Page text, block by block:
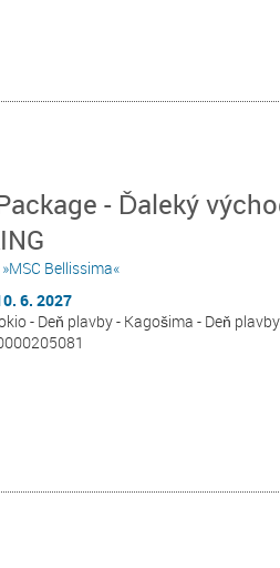
- Ďaleký
Bellissima«
6. 2027
- Deň plavby - Kagošima - Deň